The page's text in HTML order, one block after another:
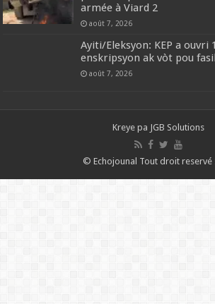
armée à Viard 2
août 7, 2026
‎Ayiti/Eleksyon: KEP a ouvri
enskripsyon ak vòt pou
août 7, 2026
Kreye pa JGB Solutions
© Echojounal Tout droit reservé